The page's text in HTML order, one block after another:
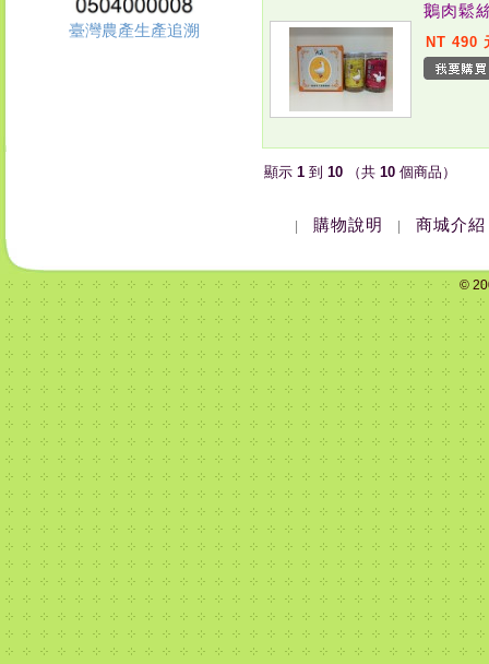
臺灣農產生產追溯
鵝肉鬆
NT 490
顯示 1 到 10 （共 10 個商品）
購物說明 商城介紹
©